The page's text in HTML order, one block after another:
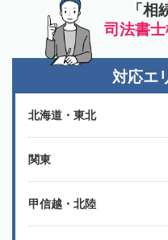
「相
司法書
対応エ
北海道・東北
関東
甲信越・北陸